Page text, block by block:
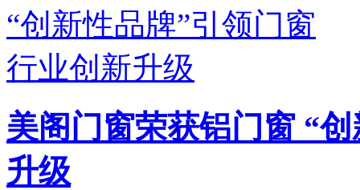
美阁门窗荣获铝门窗 “
升级